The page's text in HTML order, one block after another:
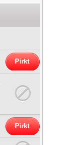
Pirkt
Pirkt